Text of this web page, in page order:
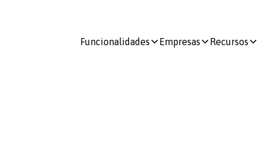
Funcionalidades Empresas Recursos